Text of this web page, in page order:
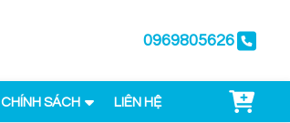
0969805626
CHÍNH SÁCH LIÊN HỆ